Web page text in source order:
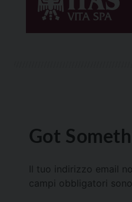
Got
Il tuo indirizzo email
campi obbligatori